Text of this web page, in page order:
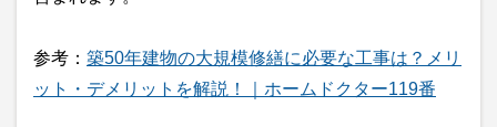
参考： 築50年建物の大規模修繕に必要な工事は？メリ
ット・デメリットを解説！｜ホームドクター119番